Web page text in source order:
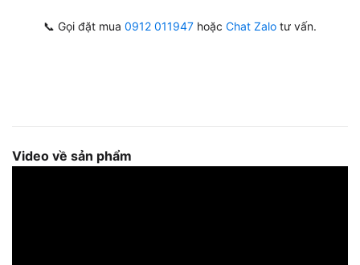
📞 Gọi đặt mua 0912 011947 hoặc Chat Zalo tư vấn.
Video về sản phẩm